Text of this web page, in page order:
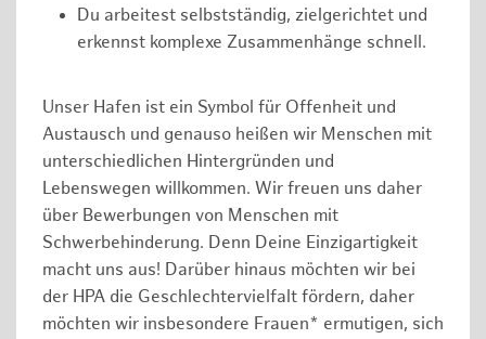
Du arbeitest selbstständig, zielgerichtet und
erkennst komplexe Zusammenhänge schnell.
Unser Hafen ist ein Symbol für Offenheit und
Austausch und genauso heißen wir Menschen mit
unterschiedlichen Hintergründen und
Lebenswegen willkommen. Wir freuen uns daher
über Bewerbungen von Menschen mit
Schwerbehinderung. Denn Deine Einzigartigkeit
macht uns aus! Darüber hinaus möchten wir bei
der HPA die Geschlechtervielfalt fördern, daher
möchten wir insbesondere Frauen* ermutigen, sich